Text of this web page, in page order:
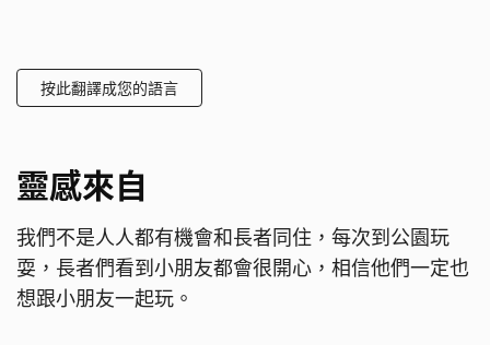
按此翻譯成您的語言
靈感來自
我們不是人人都有機會和長者同住，每次到公園玩
耍，長者們看到小朋友都會很開心，相信他們一定也
想跟小朋友一起玩。